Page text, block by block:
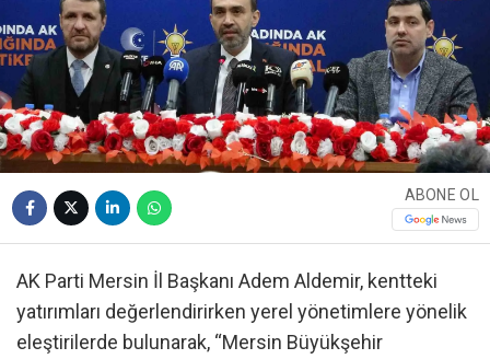
ABONE OL
AK Parti Mersin İl Başkanı Adem Aldemir, kentteki
yatırımları değerlendirirken yerel yönetimlere yönelik
eleştirilerde bulunarak, “Mersin Büyükşehir